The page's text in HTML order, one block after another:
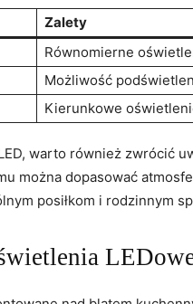
Zalety
Równomierne
Możliwość
Kierunkowe
warto ‍również ‍zwrócić
można ‍dopasować‍
posiłkom i‍ rodzinnym